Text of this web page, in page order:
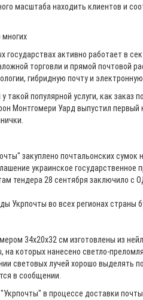
масштаба находить клиентов и
государствах активно работает в
торговли и прямой почтовой
гибридную почту и
такой популярной услуги, как заказ
Монтгомери Уард выпустил первый
закуплено почтальонских сумок
украинское государственное
тендера 28 сентября заключило с
Укрпочты во всех регионах страны
34х20х32 см изготовлены из
на которых нанесено светло-
световых лучей хорошо выделять
в сообщении.
в процессе доставки